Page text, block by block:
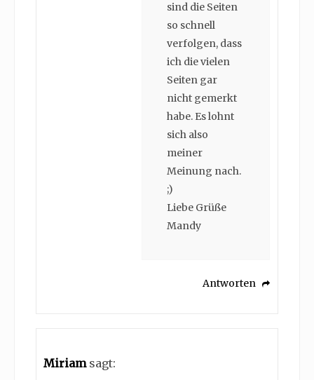
sind die Seiten
so schnell
verfolgen, dass
ich die vielen
Seiten gar
nicht gemerkt
habe. Es lohnt
sich also
meiner
Meinung nach.
;)
Liebe Grüße
Mandy
Antworten
Miriam sagt: